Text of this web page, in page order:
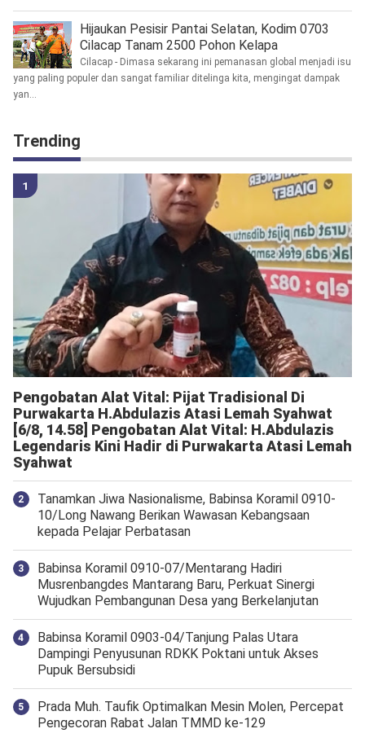
Hijaukan Pesisir Pantai Selatan, Kodim 0703
Cilacap Tanam 2500 Pohon Kelapa
Cilacap - Dimasa sekarang ini pemanasan global menjadi isu
yang paling populer dan sangat familiar ditelinga kita, mengingat dampak
yan...
Trending
Pengobatan Alat Vital: Pijat Tradisional Di
Purwakarta H.Abdulazis Atasi Lemah Syahwat
[6/8, 14.58] Pengobatan Alat Vital: H.Abdulazis
Legendaris Kini Hadir di Purwakarta Atasi Lemah
Syahwat
Tanamkan Jiwa Nasionalisme, Babinsa Koramil 0910-
10/Long Nawang Berikan Wawasan Kebangsaan
kepada Pelajar Perbatasan
Babinsa Koramil 0910-07/Mentarang Hadiri
Musrenbangdes Mantarang Baru, Perkuat Sinergi
Wujudkan Pembangunan Desa yang Berkelanjutan
‎Babinsa Koramil 0903-04/Tanjung Palas Utara
Dampingi Penyusunan RDKK Poktani untuk Akses
Pupuk Bersubsidi
Prada Muh. Taufik Optimalkan Mesin Molen, Percepat
Pengecoran Rabat Jalan TMMD ke-129